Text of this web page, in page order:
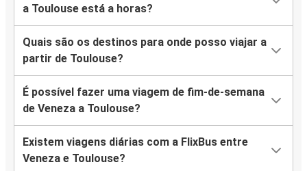
a Toulouse está a horas?
Quais são os destinos para onde posso viajar a
partir de Toulouse?
É possível fazer uma viagem de fim-de-semana
de Veneza a Toulouse?
Existem viagens diárias com a FlixBus entre
Veneza e Toulouse?